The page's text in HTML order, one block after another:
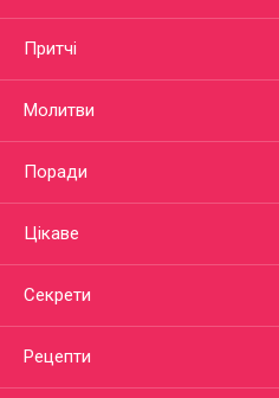
Притчі
Молитви
Поради
Цікаве
Секрети
Рецепти